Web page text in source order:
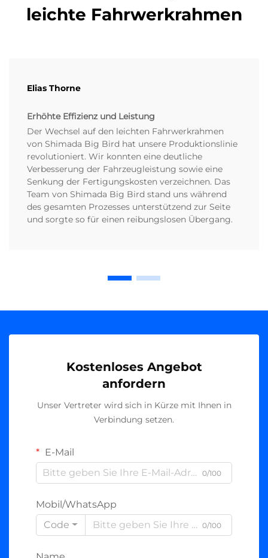
leichte Fahrwerkrahmen
Elias Thorne
Erhöhte Effizienz und Leistung
Der Wechsel auf den leichten Fahrwerkrahmen
von Shimada Big Bird hat unsere Produktionslinie
revolutioniert. Wir konnten eine deutliche
Verbesserung der Fahrzeugleistung sowie eine
Senkung der Fertigungskosten verzeichnen. Das
Team von Shimada Big Bird stand uns während
des gesamten Prozesses unterstützend zur Seite
und sorgte so für einen reibungslosen Übergang.
Kostenloses Angebot
anfordern
Unser Vertreter wird sich in Kürze mit Ihnen in
Verbindung setzen.
E-Mail
0/100
Mobil/WhatsApp
Code
0/100